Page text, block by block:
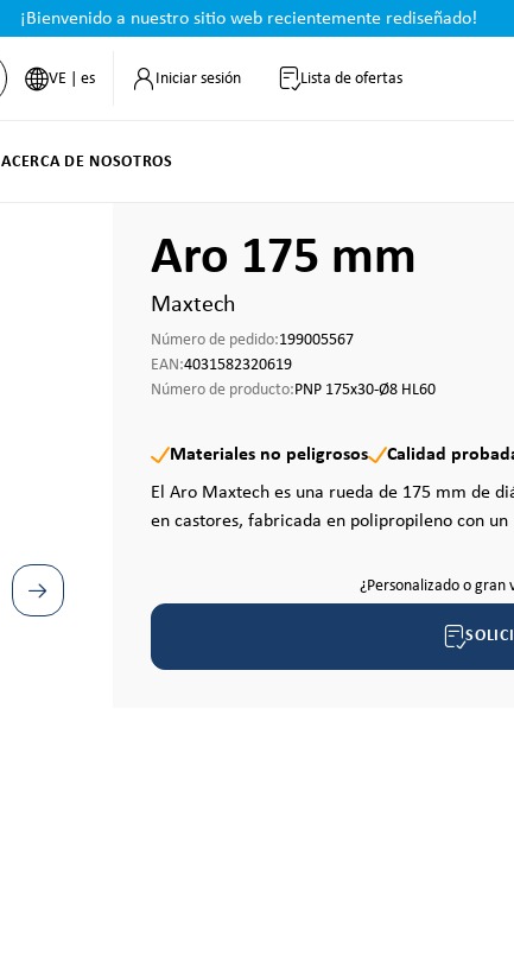
¡Bienvenido a nuestro sitio web recientemente rediseñado!
VE | es Iniciar sesión Lista de ofertas
ACERCA DE NOSOTROS
Aro 175 mm
Maxtech
Número de pedido:199005567
EAN:4031582320619
Número de producto:PNP 175x30-Ø8 HL60
Materiales no peligrosos
Calidad
El Aro Maxtech es una rueda de 175 mm de
en castores, fabricada en polipropileno con
¿Personalizado o gran